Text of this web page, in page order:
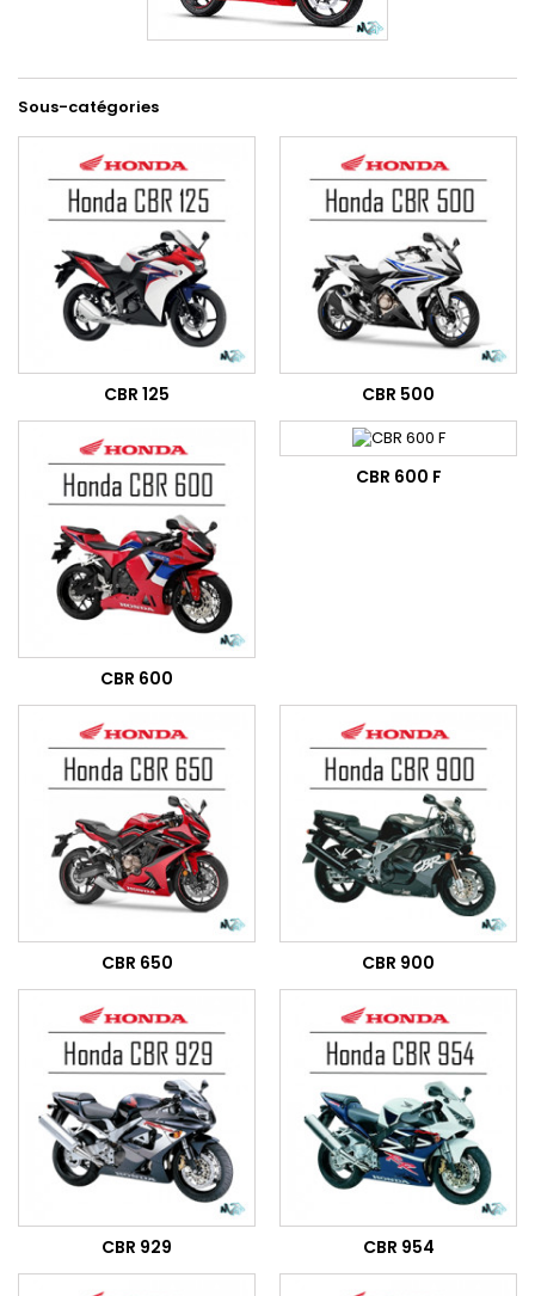
Sous-catégories
CBR 125 CBR 500
CBR 600
CBR 600 F
CBR 650 CBR 900
CBR 929 CBR 954